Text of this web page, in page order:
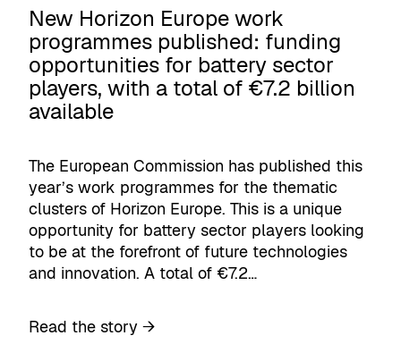
e
o
f
D
i
c
t
i
o
n
F
l
New Horizon Europe work
programmes published: funding
opportunities for battery sector
players, with a total of €7.2 billion
available
The European Commission has published this
year’s work programmes for the thematic
clusters of Horizon Europe. This is a unique
opportunity for battery sector players looking
to be at the forefront of future technologies
and innovation. A total of €7.2…
Read the story →: